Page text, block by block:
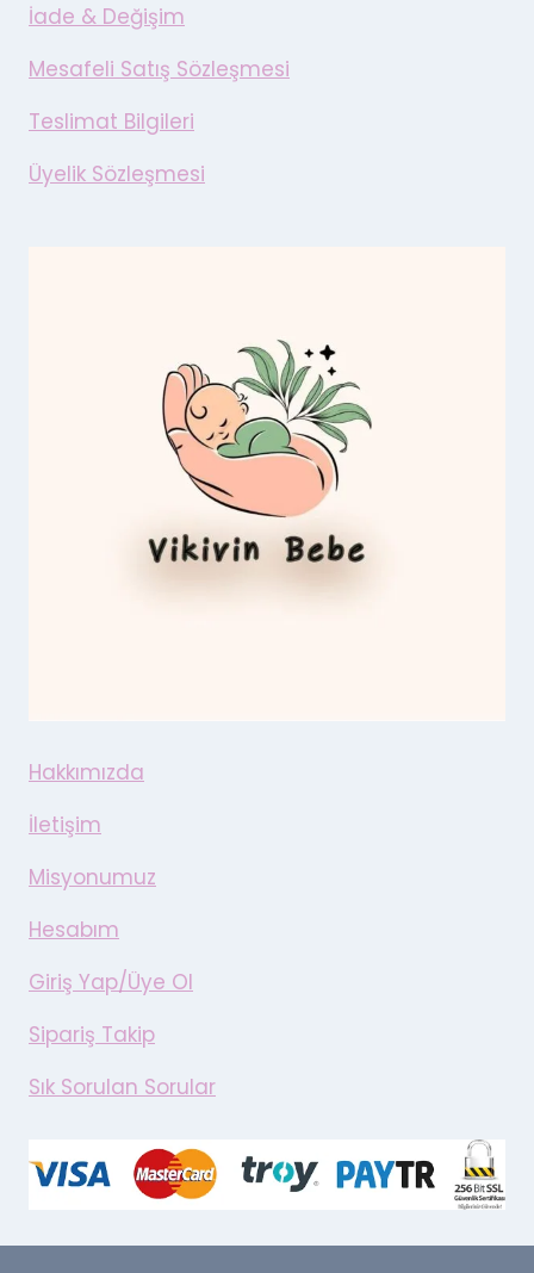
İade & Değişim
Mesafeli Satış Sözleşmesi
Teslimat Bilgileri
Üyelik Sözleşmesi
Hakkımızda
İletişim
Misyonumuz
Hesabım
Giriş Yap/Üye Ol
Sipariş Takip
Sık Sorulan Sorular